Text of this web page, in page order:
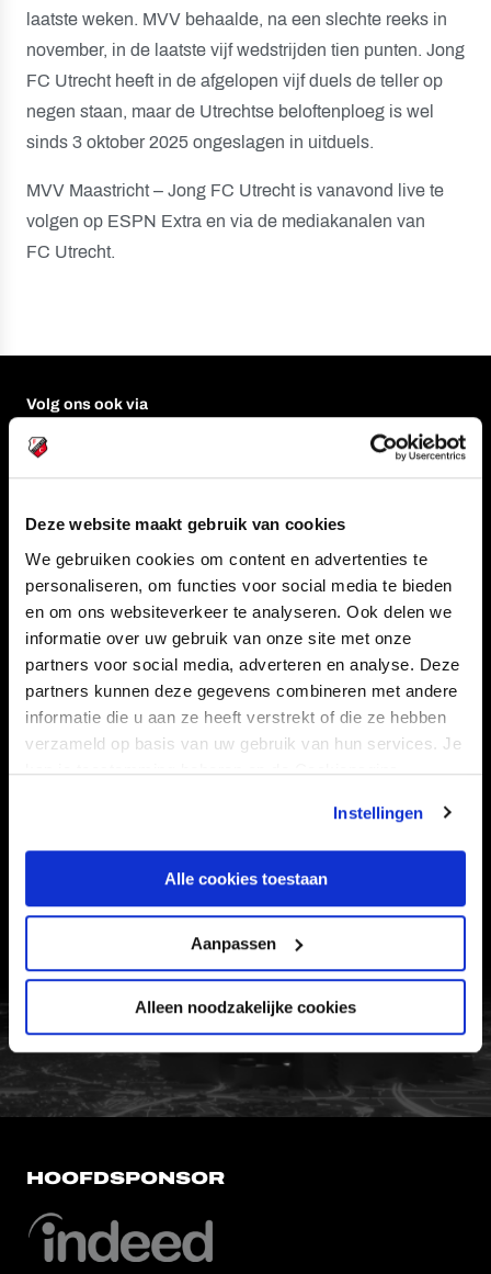
Deze website maakt gebruik van cookies
We gebruiken cookies om content en advertenties te
personaliseren, om functies voor social media te bieden
en om ons websiteverkeer te analyseren. Ook delen we
informatie over uw gebruik van onze site met onze
partners voor social media, adverteren en analyse. Deze
partners kunnen deze gegevens combineren met andere
informatie die u aan ze heeft verstrekt of die ze hebben
verzameld op basis van uw gebruik van hun services. Je
kan je toestemming beheren op de Cookiepagina.
Instellingen
Alle cookies toestaan
Aanpassen
Alleen noodzakelijke cookies
laatste weken. MVV behaalde, na een slechte reeks in
november, in de laatste vijf wedstrijden tien punten. Jong
FC Utrecht heeft in de afgelopen vijf duels de teller op
negen staan, maar de Utrechtse beloftenploeg is wel
sinds 3 oktober 2025 ongeslagen in uitduels.
MVV Maastricht – Jong FC Utrecht is vanavond live te
volgen op ESPN Extra en via de mediakanalen van
FC Utrecht.
Volg ons ook via
Navigeer naar
CLUB
TEAMS
SUPPORTERS
FOUNDATION
KAARTVERKOOP
WERKEN BIJ
FC Utrecht<br>vanuit<br>het
HOOFDSPONSOR